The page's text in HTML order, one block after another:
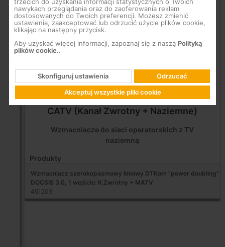
CATV (Kanał Zwrotny + Naziemne)
Wzmacniacze do sieci operatorskich z TV
naziemną
Produkty
Wzmacniacz szerokopasmowy liniowy DTKom "power doubling"
DOCSIS 3.0, 1 wejście: K.Zwrotny + MATV
451203
trzecich do uzyskania informacji statystycznych o Twoich
nawykach przeglądania oraz do zaoferowania reklam
dostosowanych do Twoich preferencji. Możesz zmienić
ustawienia, zaakceptować lub odrzucić użycie plików cookie,
klikając na następny przycisk.
Aby uzyskać więcej informacji, zapoznaj się z naszą Polityką
plików cookie..
Skonfiguruj ustawienia
Odrzucać
Akceptuj wszystkie pliki cookie